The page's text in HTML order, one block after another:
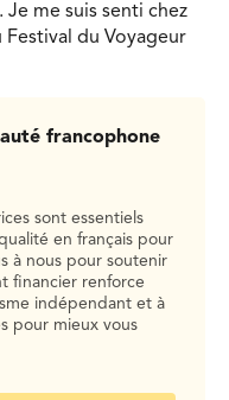
me suis senti chez
Festival du Voyageur
francophone
sont essentiels
en français pour
à nous pour soutenir
financier renforce
indépendant et à
pour mieux vous